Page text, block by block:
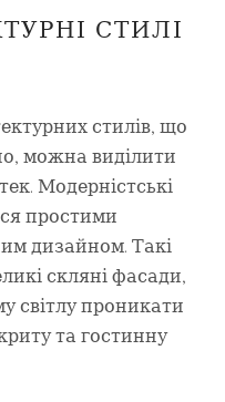
СТИЛІ
стилів, що
можна виділити
Модерністські
простими
дизайном. Такі
скляні фасади,
світлу проникати
та гостинну